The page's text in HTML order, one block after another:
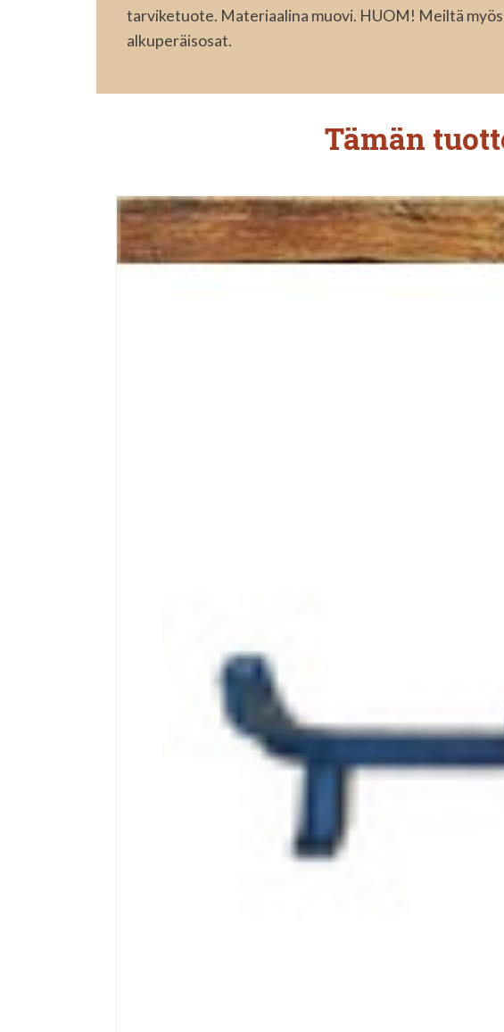
tarviketuote. Materiaalina muovi. HUOM! Meiltä
alkuperäisosat.
Tämän